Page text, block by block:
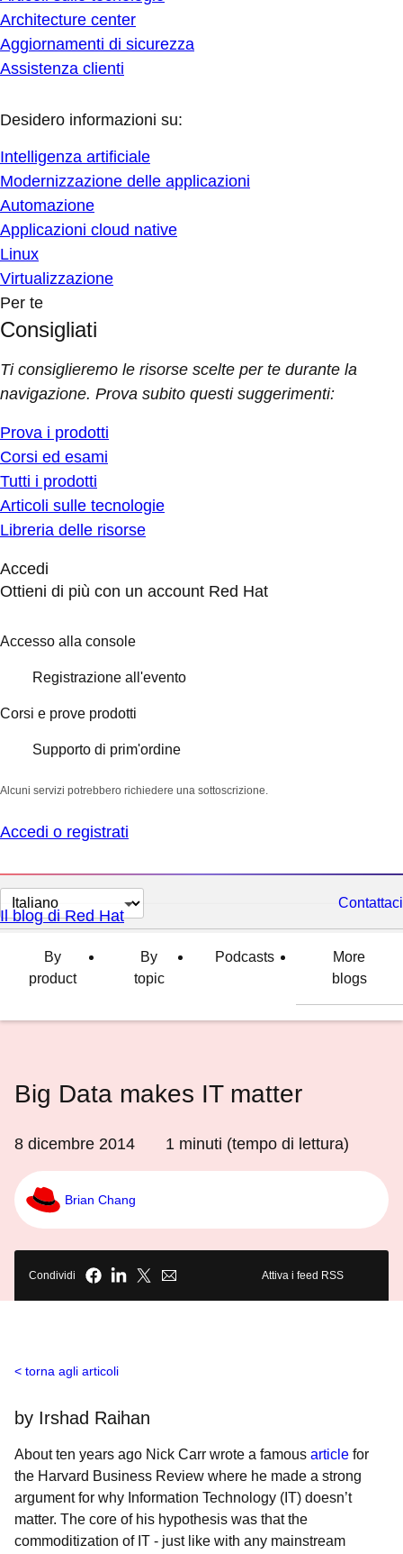
Architecture center
Aggiornamenti di sicurezza
Assistenza clienti
Desidero informazioni su:
Intelligenza artificiale
Modernizzazione delle applicazioni
Automazione
Applicazioni cloud native
Linux
Virtualizzazione
Per te
Consigliati
Ti consiglieremo le risorse scelte per te durante la
navigazione. Prova subito questi suggerimenti:
Prova i prodotti
Corsi ed esami
Tutti i prodotti
Articoli sulle tecnologie
Libreria delle risorse
Accedi
Ottieni di più con un account Red Hat
Accesso alla console
Registrazione all'evento
Corsi e prove prodotti
Supporto di prim'ordine
Alcuni servizi potrebbero richiedere una sottoscrizione.
Accedi o registrati
Cambia
lingua
Contattaci
Il blog di Red Hat
By
product
By
topic
Podcasts
More
blogs
Big Data makes IT matter
8 dicembre 2014 1 minuti (tempo di lettura)
Brian Chang
Condividi Attiva i feed RSS
torna agli articoli
by Irshad Raihan
About ten years ago Nick Carr wrote a famous article for
the Harvard Business Review where he made a strong
argument for why Information Technology (IT) doesn’t
matter. The core of his hypothesis was that the
commoditization of IT - just like with any mainstream